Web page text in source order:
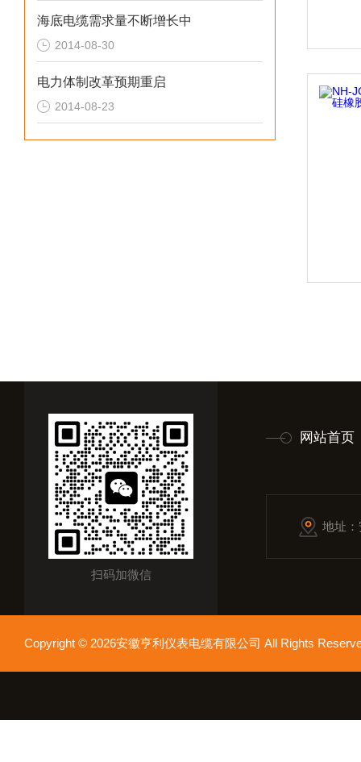
海底电缆需求量不断增长中
2014-08-30
电力体制改革预期重启
2014-08-23
扫码加微信
网站首页
地址
Copyright © 2026安徽亨利仪表电缆有限公司 All Rights